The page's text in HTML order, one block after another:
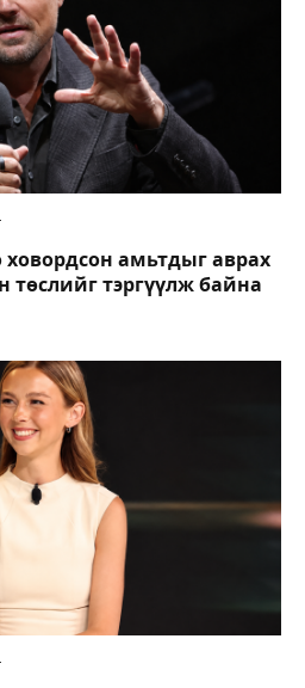
амьтдыг аврах
төслийг тэргүүлж байна